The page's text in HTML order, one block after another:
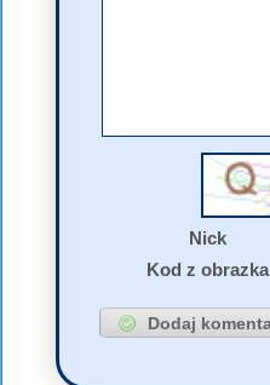
Nick
Kod z obrazka